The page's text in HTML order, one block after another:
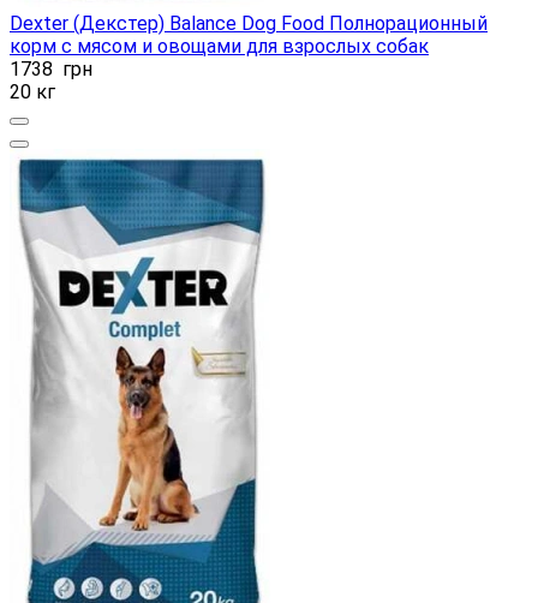
Dexter (Декстер) Balance Dog Food Полнорационный
корм с мясом и овощами для взрослых собак
1738 грн
20 кг